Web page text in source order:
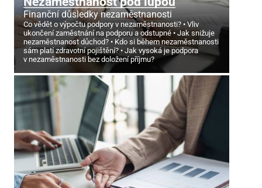
Finanční důsledky nezaměstnanosti
Co vědět o výpočtu podpory v nezaměstnanosti?
Vliv
ukončení zaměstnání na podporu a odstupné
Jak snižuje
nezaměstnanost důchod?
Kdo si během nezaměstnanosti
sám platí zdravotní pojištění?
Jak vysoká je podpora
v nezaměstnanosti bez doložení příjmu?